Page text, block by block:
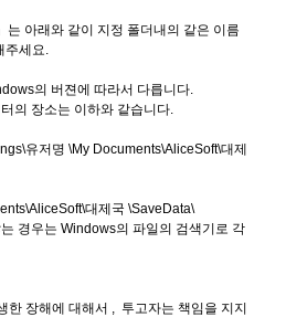
는 아래와 같이 지정 폴더내의 같은 이름
주세요.
의 버젼에 따라서 다릅니다.
장소는 이하와 같습니다.
저명 \My Documents\AliceSoft\대제
대제국 \SaveData\
경우는 Windows의 파일의 검색기로 각
한 장해에 대해서 , 투고자는 책임을 지지